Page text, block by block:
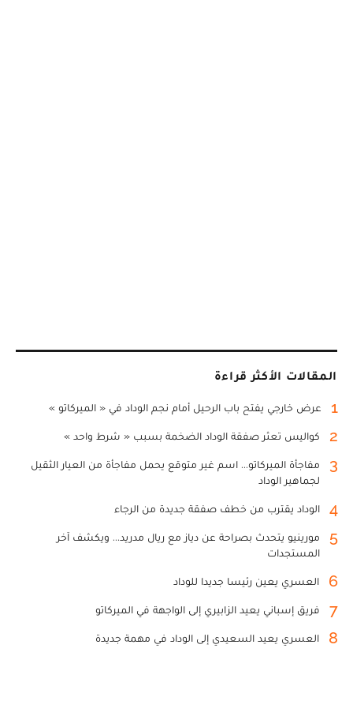
المقالات الأكثر قراءة
1 عرض خارجي يفتح باب الرحيل أمام نجم الوداد في « الميركاتو »
2 كواليس تعثر صفقة الوداد الضخمة بسبب « شرط واحد »
3
مفاجأة الميركاتو... اسم غير متوقع يحمل مفاجأة من العيار الثقيل
لجماهير الوداد
4 الوداد يقترب من خطف صفقة جديدة من الرجاء
5
مورينيو يتحدث بصراحة عن دياز مع ريال مدريد... ويكشف آخر
المستجدات
6 العسري يعين رئيسا جديدا للوداد
7 فريق إسباني يعيد الزابيري إلى الواجهة في الميركاتو
8 العسري يعيد السعيدي إلى الوداد في مهمة جديدة